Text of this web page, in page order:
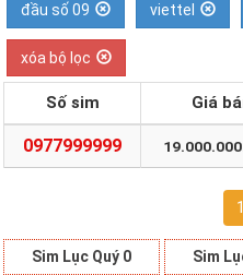
đầu số 09 viettel
xóa bộ lọc
Số sim Giá
0977999999
1
Sim Lục Quý 0 Sim